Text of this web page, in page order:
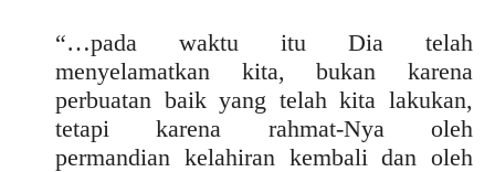
“…pada waktu itu Dia telah
menyelamatkan kita, bukan karena
perbuatan baik yang telah kita lakukan,
tetapi karena rahmat-Nya oleh
permandian kelahiran kembali dan oleh